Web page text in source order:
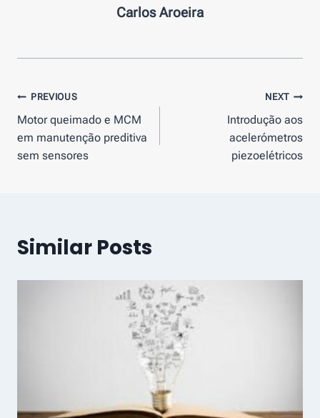
Carlos Aroeira
Navegação
de
artigos
PREVIOUS
Motor queimado e MCM
em manutenção preditiva
sem sensores
NEXT
Introdução aos
acelerómetros
piezoelétricos
Similar Posts